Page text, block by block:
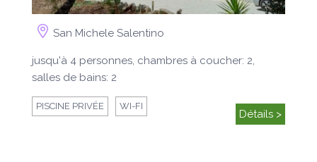
San Michele Salentino
jusqu'à 4 personnes, chambres à coucher: 2,
salles de bains: 2
PISCINE PRIVÉE WI-FI
Détails >